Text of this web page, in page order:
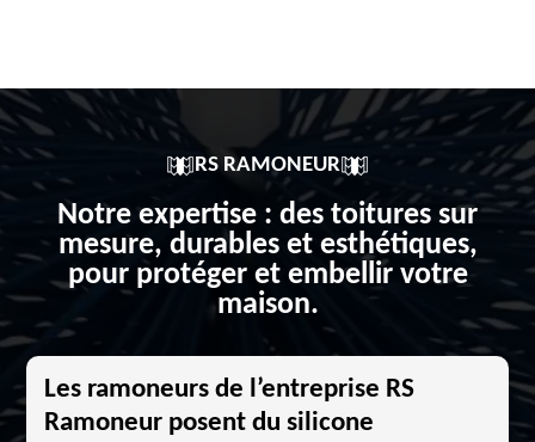
RS RAMONEUR
Notre expertise : des toitures sur
mesure, durables et esthétiques,
pour protéger et embellir votre
maison.
Les ramoneurs de l’entreprise RS
Ramoneur posent du silicone